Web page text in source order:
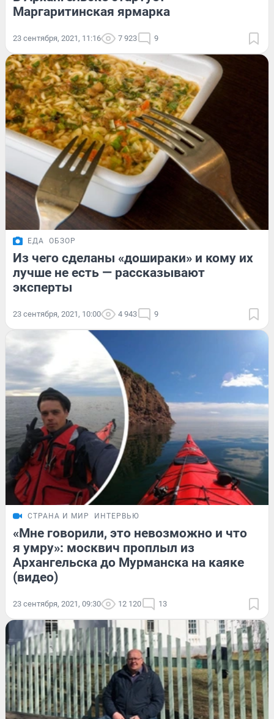
Маргаритинская ярмарка
23 сентября, 2021, 11:16 7 923 9
ЕДА ОБЗОР
Из чего сделаны «дошираки» и кому их
лучше не есть — рассказывают
эксперты
23 сентября, 2021, 10:00 4 943 9
СТРАНА И МИР ИНТЕРВЬЮ
«Мне говорили, это невозможно и что
я умру»: москвич проплыл из
Архангельска до Мурманска на каяке
(видео)
23 сентября, 2021, 09:30 12 120 13